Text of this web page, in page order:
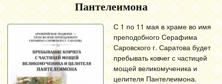
Пантелеимона
С 1 по 11 мая в храме во имя
преподобного Серафима
Саровского г. Саратова будет
пребывать ковчег с частицей
мощей великомученика и
целителя Пантелеимона.